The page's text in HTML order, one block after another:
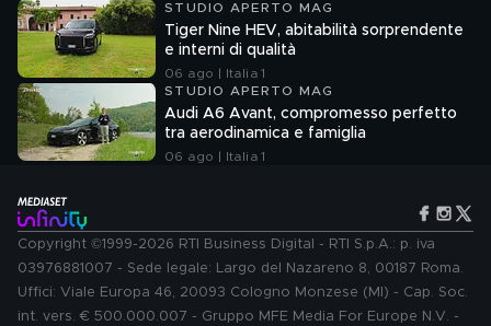
STUDIO APERTO MAG
Tiger Nine HEV, abitabilità sorprendente
e interni di qualità
06 ago | Italia 1
STUDIO APERTO MAG
Audi A6 Avant, compromesso perfetto
tra aerodinamica e famiglia
06 ago | Italia 1
Copyright ©1999-2026 RTI Business Digital - RTI S.p.A.: p. iva
03976881007 - Sede legale: Largo del Nazareno 8, 00187 Roma.
Uffici: Viale Europa 46, 20093 Cologno Monzese (MI) - Cap. Soc.
int. vers. € 500.000.007 - Gruppo MFE Media For Europe N.V. -